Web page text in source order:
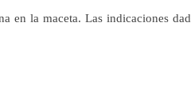
en la maceta. Las indicaciones